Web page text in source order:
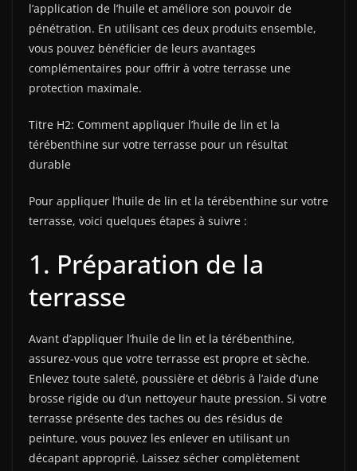
l’application de l’huile et améliore son pouvoir de
pénétration. En utilisant ces deux produits ensemble,
vous pouvez bénéficier de leurs avantages
complémentaires pour offrir à votre terrasse une
protection maximale.
Titre H2: Comment appliquer l’huile de lin et la
térébenthine sur votre terrasse pour un résultat
durable
Pour appliquer l’huile de lin et la térébenthine sur votre
terrasse, voici quelques étapes à suivre :
1. Préparation de la
terrasse
Avant d’appliquer l’huile de lin et la térébenthine,
assurez-vous que votre terrasse est propre et sèche.
Enlevez toute saleté, poussière et débris à l’aide d’une
brosse rigide ou d’un nettoyeur haute pression. Si votre
terrasse présente des taches ou des résidus de
peinture, vous pouvez les enlever en utilisant un
décapant approprié. Laissez sécher complètement